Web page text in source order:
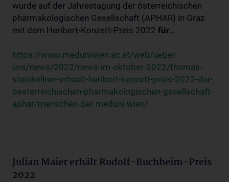
wurde auf der Jahrestagung der österreichischen
pharmakologischen Gesellschaft (APHAR) in Graz
mit dem Heribert-Konzett-Preis 2022 für...
https://www.meduniwien.ac.at/web/ueber-
uns/news/2022/news-im-oktober-2022/thomas-
steinkellner-erhaelt-heribert-konzett-preis-2022-der-
oesterreichischen-pharmakologischen-gesellschaft-
aphar/menschen-der-meduni-wien/
Julian Maier erhält Rudolf-Buchheim-Preis
2022